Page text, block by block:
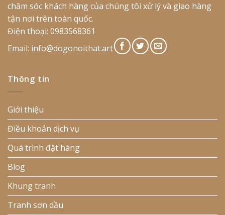
chăm sóc khách hàng của chúng tôi xử lý và giao hàng
tận nơi trên toàn quốc.
Điện thoại: 0983568361
Email: info@dogonoithat.art
Thông tin
Giới thiệu
Điều khoản dịch vụ
Quá trình đặt hàng
Blog
Khung tranh
Tranh sơn dầu